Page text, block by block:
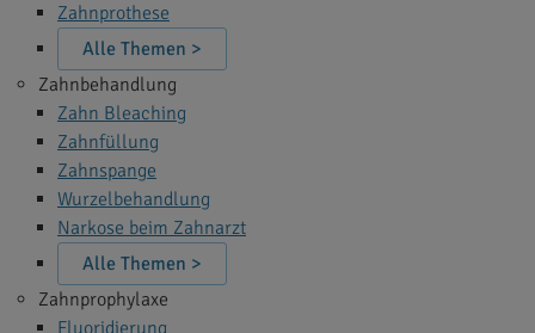
Zahnprothese
Alle Themen >
Zahnbehandlung
Zahn Bleaching
Zahnfüllung
Zahnspange
Wurzelbehandlung
Narkose beim Zahnarzt
Alle Themen >
Zahnprophylaxe
Fluoridierung